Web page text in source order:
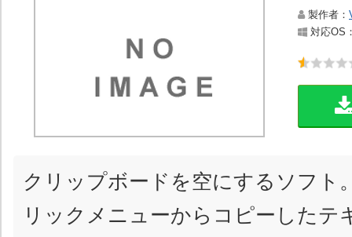
製作者：
対応OS
クリップボードを空にするソフト
リックメニューからコピーしたテ